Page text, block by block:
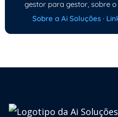
gestor para gestor, sobre
Sobre a Ai Soluções ·